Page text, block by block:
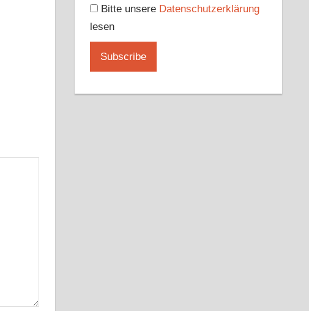
Bitte unsere Datenschutzerklärung
lesen